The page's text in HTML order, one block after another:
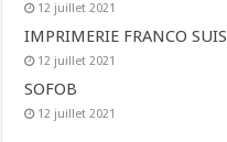
12 juillet 2021
IMPRIMERIE FRANCO
12 juillet 2021
SOFOB
12 juillet 2021